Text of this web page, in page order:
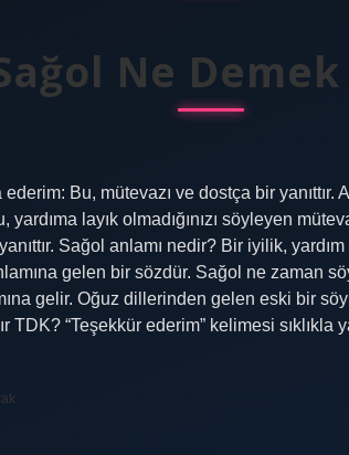
Ne
Bu, mütevazı ve dostça bir yanıttır.
layık olmadığınızı söyleyen
Sağol anlamı nedir? Bir iyilik,
gelen bir sözdür. Sağol ne zaman
gelir. Oğuz dillerinden gelen eski bir
TDK? “Teşekkür ederim” kelimesi sıklıkla